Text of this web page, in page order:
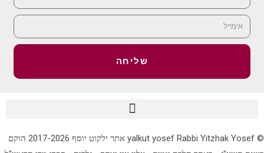
שליחה
© yalkut yosef Rabbi Yitzhak Yosef אתר ילקוט יוסף 2017-2026 הוקם